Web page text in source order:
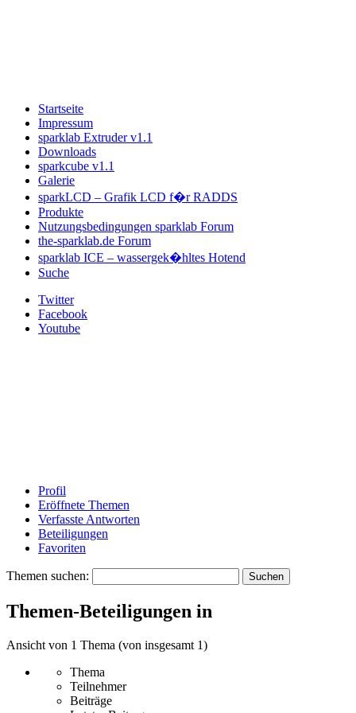
Startseite
Impressum
sparklab Extruder v1.1
Downloads
sparkcube v1.1
Galerie
sparkLCD – Grafik LCD f�r RADDS
Produkte
Nutzungsbedingungen sparklab Forum
the-sparklab.de Forum
sparklab ICE – wassergek�hltes Hotend
Suche
Twitter
Facebook
Youtube
Profil
Eröffnete Themen
Verfasste Antworten
Beteiligungen
Favoriten
Themen suchen:
Themen-Beteiligungen in
Ansicht von 1 Thema (von insgesamt 1)
Thema
Teilnehmer
Beiträge